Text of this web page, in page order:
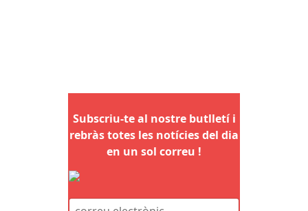
Subscriu-te al nostre butlletí i
rebràs totes les notícies del dia
en un sol correu !